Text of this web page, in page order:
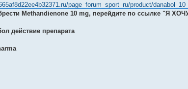
page_forum_sport_ru/product/
Methandienone 10 mg, перейдите по ссылке "Я
действие препарата